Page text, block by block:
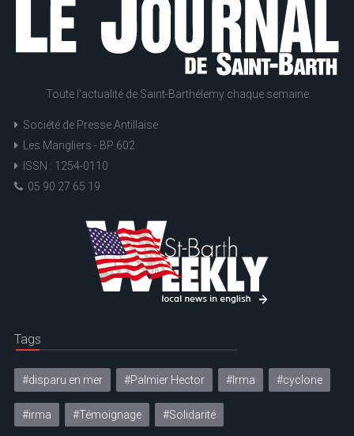
Toute l'actualité de Saint-Barthélemy chaque semaine
Société de Presse Antillaise
Les Mangliers - BP 602
ISSN : 1254-0110
05 90 27 65 19
Tags
#disparu en mer #Palmier Hector #Irma #cyclone
#irma #Témoignage #Solidarité